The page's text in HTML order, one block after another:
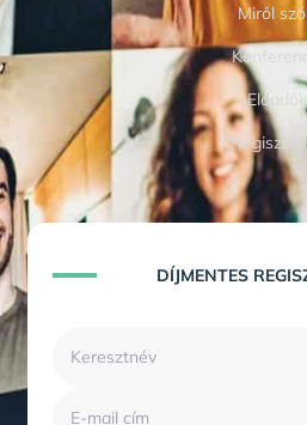
Miről
Előadók
DÍJMENTES